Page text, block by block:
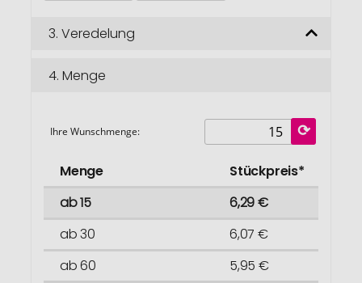
3. Veredelung
4. Menge
Ihre Wunschmenge:
Menge
Stückpreis*
ab 15
6,29 €
ab 30
6,07 €
ab 60
5,95 €